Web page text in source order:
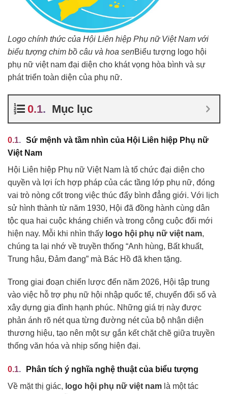
Logo chính thức của Hội Liên hiệp Phụ nữ Việt Nam với
biểu tượng chim bồ câu và hoa senBiểu tượng logo hội
phụ nữ việt nam đại diện cho khát vọng hòa bình và sự
phát triển toàn diện của phụ nữ.
Mục lục
Sứ mệnh và tầm nhìn của Hội Liên hiệp Phụ nữ
Việt Nam
Hội Liên hiệp Phụ nữ Việt Nam là tổ chức đại diện cho
quyền và lợi ích hợp pháp của các tầng lớp phụ nữ, đóng
vai trò nòng cốt trong việc thúc đẩy bình đẳng giới. Với lịch
sử hình thành từ năm 1930, Hội đã đồng hành cùng dân
tộc qua hai cuộc kháng chiến và trong công cuộc đổi mới
hiện nay. Mỗi khi nhìn thấy logo hội phụ nữ việt nam,
chúng ta lại nhớ về truyền thống “Anh hùng, Bất khuất,
Trung hậu, Đảm đang” mà Bác Hồ đã khen tặng.
Trong giai đoạn chiến lược đến năm 2026, Hội tập trung
vào việc hỗ trợ phụ nữ hội nhập quốc tế, chuyển đổi số và
xây dựng gia đình hạnh phúc. Những giá trị này được
phản ánh rõ nét qua từng đường nét của bộ nhận diện
thương hiệu, tạo nên một sự gắn kết chặt chẽ giữa truyền
thống văn hóa và nhịp sống hiện đại.
Phân tích ý nghĩa nghệ thuật của biểu tượng
Về mặt thị giác, logo hội phụ nữ việt nam là một tác